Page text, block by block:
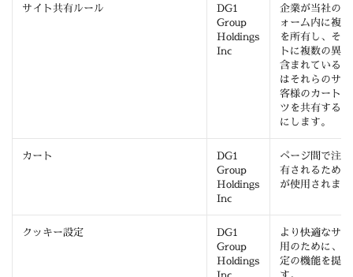
サイト共有ルール
DG1
Group
Holdings
Inc
企業が当社の
ォーム内に複
を所有し、そ
トに複数の異
含まれている
はそれらのサ
客様のカート
ツを共有する
にします。
カート
DG1
Group
Holdings
Inc
ページ間で注
有されるため
が使用されま
クッキー設定
DG1
Group
Holdings
より快適なサ
用のために、
定の機能を提